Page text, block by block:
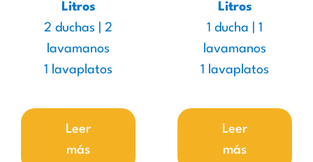
Litros
2 duchas | 2
lavamanos
1 lavaplatos
Leer
más
Litros
1 ducha | 1
lavamanos
1 lavaplatos
Leer
más